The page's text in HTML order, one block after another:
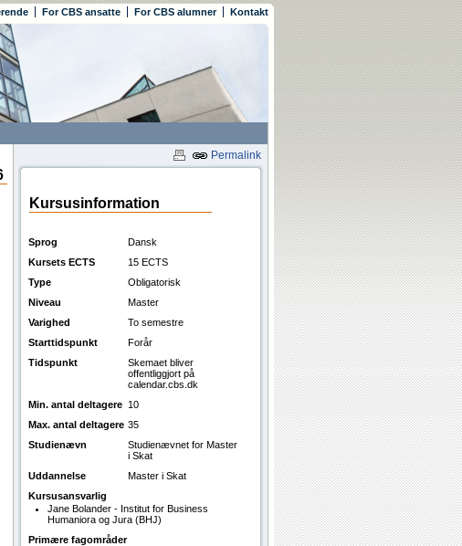
For CBS ansatte For CBS alumner Kontakt
Permalink
Kursusinformation
Sprog
Dansk
Kursets ECTS
15 ECTS
Type
Obligatorisk
Niveau
Master
Varighed
To semestre
Starttidspunkt
Forår
Tidspunkt
Skemaet bliver
offentliggjort på
calendar.cbs.dk
Min. antal deltagere 10
Max. antal deltagere 35
Studienævn
Studienævnet for Master
i Skat
Uddannelse
Master i Skat
Kursusansvarlig
Jane Bolander - Institut for Business
Humaniora og Jura (BHJ)
Primære fagområder